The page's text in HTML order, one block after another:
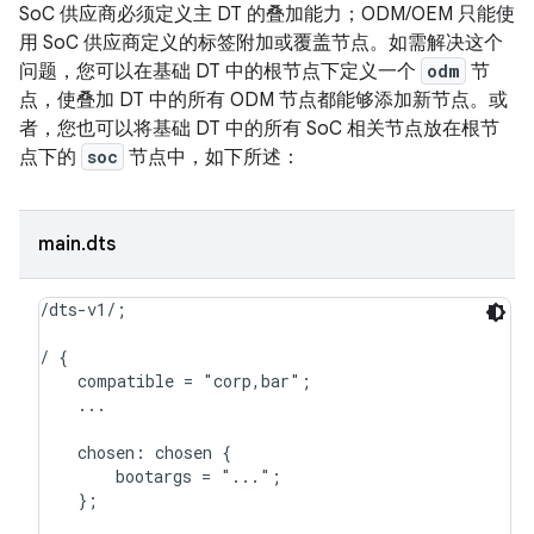
SoC 供应商必须定义主 DT 的叠加能力；ODM/OEM 只能使
用 SoC 供应商定义的标签附加或覆盖节点。如需解决这个
问题，您可以在基础 DT 中的根节点下定义一个 odm 节
点，使叠加 DT 中的所有 ODM 节点都能够添加新节点。或
者，您也可以将基础 DT 中的所有 SoC 相关节点放在根节
点下的 soc 节点中，如下所述：
main.dts
/dts-v1/;
/ {
    compatible = "corp,bar";
    ...
    chosen: chosen {
        bootargs = "...";
    };